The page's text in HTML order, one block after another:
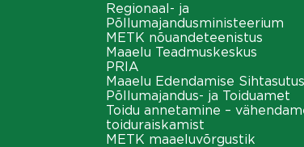
Regionaal- ja
Põllumajandusministeerium
METK nõuandeteenistus
Maaelu Teadmuskeskus
PRIA
Maaelu Edendamise Sihtasutus
Põllumajandus- ja Toiduamet
Toidu annetamine –
toiduraiskamist
METK maaeluvõrgustik